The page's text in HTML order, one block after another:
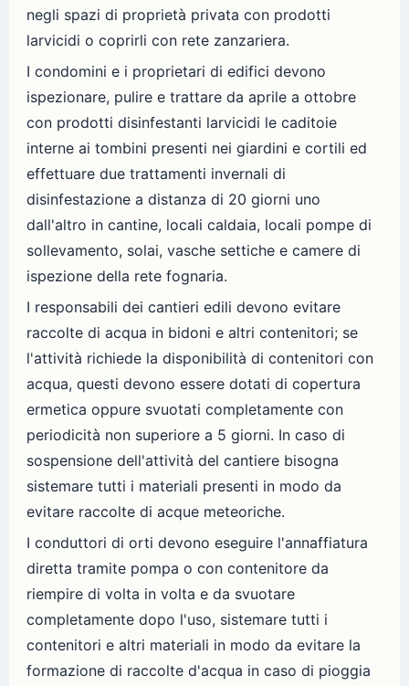
negli spazi di proprietà privata con prodotti
larvicidi o coprirli con rete zanzariera.
I condomini e i proprietari di edifici devono
ispezionare, pulire e trattare da aprile a ottobre
con prodotti disinfestanti larvicidi le caditoie
interne ai tombini presenti nei giardini e cortili ed
effettuare due trattamenti invernali di
disinfestazione a distanza di 20 giorni uno
dall'altro in cantine, locali caldaia, locali pompe di
sollevamento, solai, vasche settiche e camere di
ispezione della rete fognaria.
I responsabili dei cantieri edili devono evitare
raccolte di acqua in bidoni e altri contenitori; se
l'attività richiede la disponibilità di contenitori con
acqua, questi devono essere dotati di copertura
ermetica oppure svuotati completamente con
periodicità non superiore a 5 giorni. In caso di
sospensione dell'attività del cantiere bisogna
sistemare tutti i materiali presenti in modo da
evitare raccolte di acque meteoriche.
I conduttori di orti devono eseguire l'annaffiatura
diretta tramite pompa o con contenitore da
riempire di volta in volta e da svuotare
completamente dopo l'uso, sistemare tutti i
contenitori e altri materiali in modo da evitare la
formazione di raccolte d'acqua in caso di pioggia